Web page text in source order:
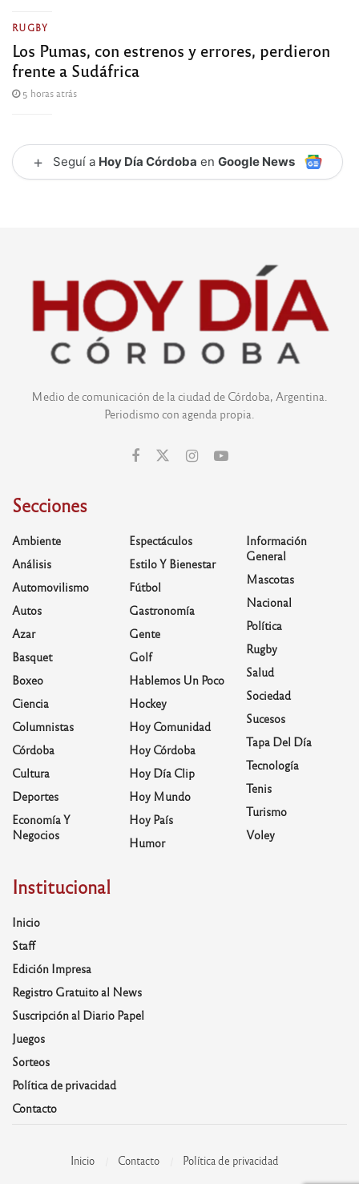
RUGBY
Los Pumas, con estrenos y errores, perdieron
frente a Sudáfrica
5 horas atrás
+ Seguí a Hoy Día Córdoba en Google News
Medio de comunicación de la ciudad de Córdoba, Argentina.
Periodismo con agenda propia.
Secciones
Ambiente
Análisis
Automovilismo
Autos
Azar
Basquet
Boxeo
Ciencia
Columnistas
Córdoba
Cultura
Deportes
Economía Y
Negocios
Espectáculos
Estilo Y Bienestar
Fútbol
Gastronomía
Gente
Golf
Hablemos Un Poco
Hockey
Hoy Comunidad
Hoy Córdoba
Hoy Día Clip
Hoy Mundo
Hoy País
Humor
Información
General
Mascotas
Nacional
Política
Rugby
Salud
Sociedad
Sucesos
Tapa Del Día
Tecnología
Tenis
Turismo
Voley
Institucional
Inicio
Staff
Edición Impresa
Registro Gratuito al News
Suscripción al Diario Papel
Juegos
Sorteos
Política de privacidad
Contacto
Inicio Contacto Política de privacidad